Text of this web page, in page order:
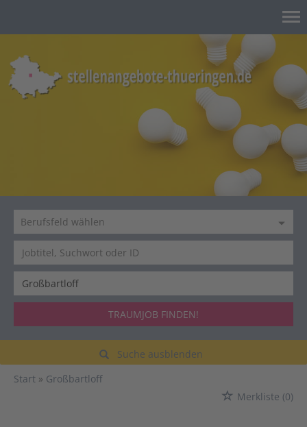
TRAUMJOB FINDEN!
Suche ausblenden
Start
Großbartloff
Merkliste (0)